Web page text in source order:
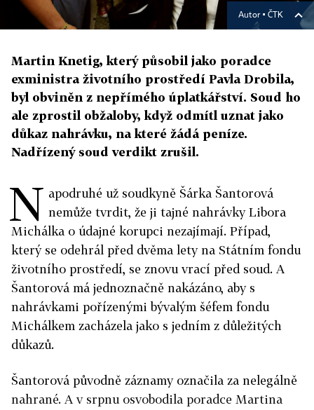
Autor ▪ ČTK
Martin Knetig, který působil jako poradce
exministra životního prostředí Pavla Drobila,
byl obviněn z nepřímého úplatkářství. Soud ho
ale zprostil obžaloby, když odmítl uznat jako
důkaz nahrávku, na které žádá peníze.
Nadřízený soud verdikt zrušil.
N apodruhé už soudkyně Šárka Šantorová
nemůže tvrdit, že ji tajné nahrávky Libora
Michálka o údajné korupci nezajímají. Případ,
který se odehrál před dvěma lety na Státním fondu
životního prostředí, se znovu vrací před soud. A
Šantorová má jednoznačně nakázáno, aby s
nahrávkami pořízenými bývalým šéfem fondu
Michálkem zacházela jako s jedním z důležitých
důkazů.
Šantorová původně záznamy označila za nelegálně
nahrané. A v srpnu osvobodila poradce Martina